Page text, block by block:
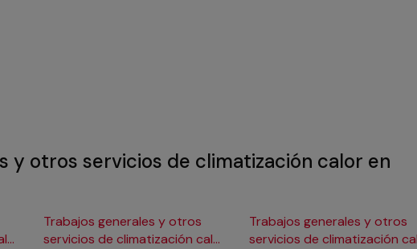
y otros servicios de climatización calor en
Trabajos generales y otros
servicios de climatización calor
Trabajos generales y otros
servicios de climatización